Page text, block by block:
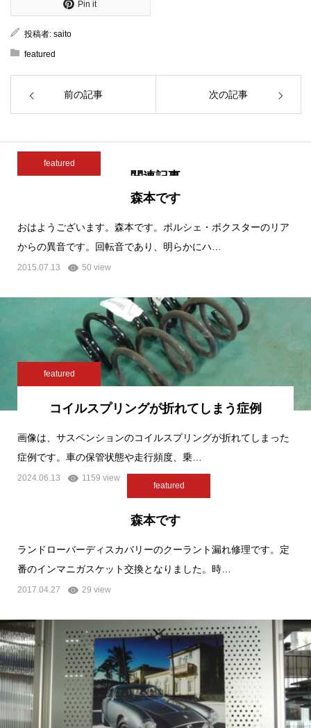
Pin it
投稿者: saito
featured
前の記事 次の記事
関連記事
featured
森本です
おはようございます。森本です。ポルシェ・ボクスターのリア
からの異音です。回転音であり、明らかにハ…
2015.07.13 50 view
featured
コイルスプリングが折れてしまう症例
画像は、サスペンションのコイルスプリングが折れてしまった
症例です。車の保管状態や走行頻度、乗…
2024.06.13 1159 view
featured
森本です
ランドローバーディスカバリーのクーラント漏れ修理です。定
番のインマニガスケット交換となりました。時…
2017.04.27 29 view